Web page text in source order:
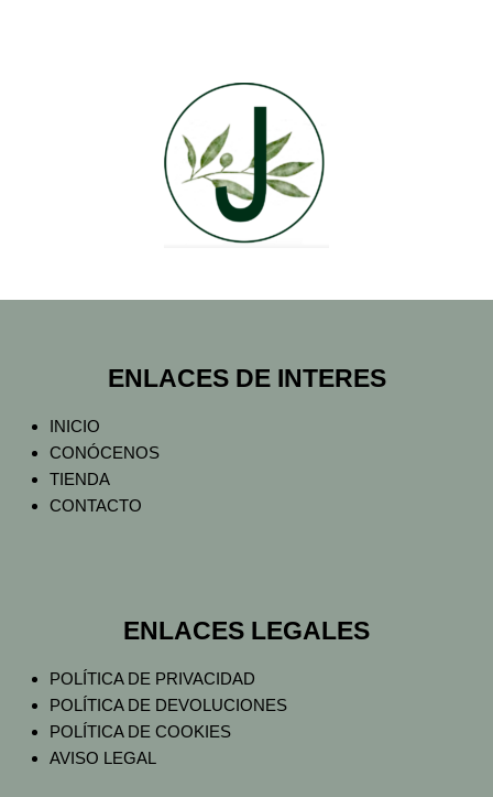
ENLACES DE INTERES
INICIO
CONÓCENOS
TIENDA
CONTACTO
ENLACES LEGALES
POLÍTICA DE PRIVACIDAD
POLÍTICA DE DEVOLUCIONES
POLÍTICA DE COOKIES
AVISO LEGAL